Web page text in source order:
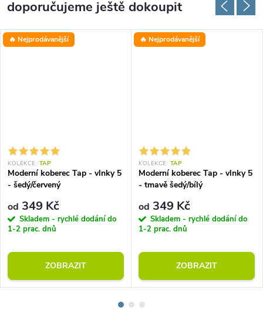
doporučujeme ještě dokoupit
🔥 Nejprodávanější
KOLEKCE: TAP
Moderní koberec Tap - vlnky 5
- šedý/červený
od 349 Kč
Skladem - rychlé dodání do
1-2 prac. dnů
ZOBRAZIT
🔥 Nejprodávanější
KOLEKCE: TAP
Moderní koberec Tap - vlnky 5
- tmavě šedý/bílý
od 349 Kč
Skladem - rychlé dodání do
1-2 prac. dnů
ZOBRAZIT